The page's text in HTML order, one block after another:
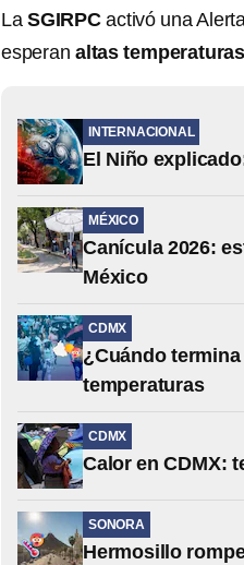
La SGIRPCactivó una
esperan altas temperaturas
INTERNACIONAL
El Niño
MÉXICO
Canícula 2026:
México
CDMX
¿Cuándo
temperaturas
CDMX
Calor en CDMX:
SONORA
Hermosillo